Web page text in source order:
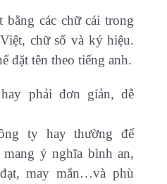
bằng các chữ cái trong
chữ số và ký hiệu.
đặt tên theo tiếng anh.
phải đơn giản, dễ
ty hay thường để
ý nghĩa bình an,
may mắn…và phù